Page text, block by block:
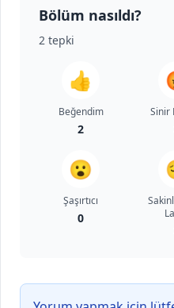
Bölüm nasıldı?
2 tepki
👍
Beğendim
2
Sinir
😮
Şaşırtıcı
0